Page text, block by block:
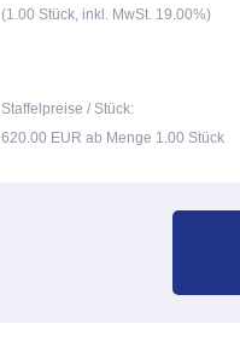
(1.00 Stück, inkl. MwSt. 19.00%)
Staffelpreise / Stück:
620.00 EUR ab Menge 1.00 Stück